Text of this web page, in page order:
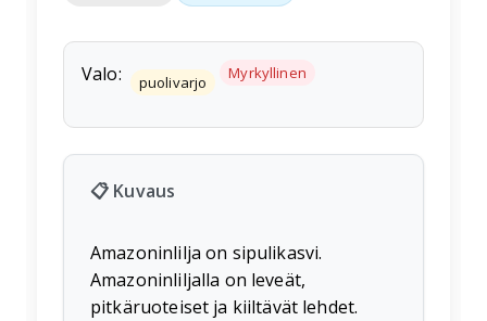
Valo: puolivarjo Myrkyllinen
📋 Kuvaus
Amazoninlilja on sipulikasvi.
Amazoninliljalla on leveät,
pitkäruoteiset ja kiiltävät lehdet.